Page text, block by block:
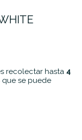
recolectar hasta 4
que se puede